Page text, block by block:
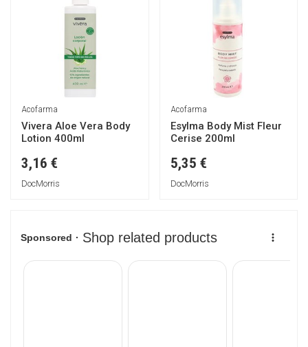
Acofarma
Vivera Aloe Vera Body
Lotion 400ml
3,16 €
DocMorris
Acofarma
Esylma Body Mist Fleur
Cerise 200ml
5,35 €
DocMorris